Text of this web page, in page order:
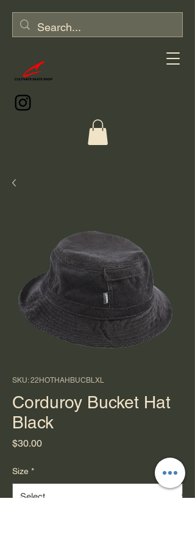
SKU: 22HOTHAHBUCBLXL
Corduroy Bucket Hat
Black
$30.00Price
Size *